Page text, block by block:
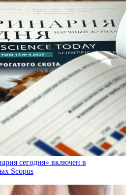
сегодня» включен в
Scopus